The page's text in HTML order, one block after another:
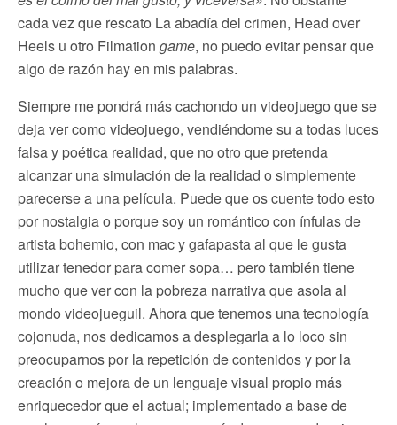
cada vez que rescato La abadía del crimen, Head over
Heels u otro Filmation game, no puedo evitar pensar que
algo de razón hay en mis palabras.
Siempre me pondrá más cachondo un videojuego que se
deja ver como videojuego, vendiéndome su a todas luces
falsa y poética realidad, que no otro que pretenda
alcanzar una simulación de la realidad o simplemente
parecerse a una película. Puede que os cuente todo esto
por nostalgia o porque soy un romántico con ínfulas de
artista bohemio, con mac y gafapasta al que le gusta
utilizar tenedor para comer sopa… pero también tiene
mucho que ver con la pobreza narrativa que asola al
mondo videojueguil. Ahora que tenemos una tecnología
cojonuda, nos dedicamos a desplegarla a lo loco sin
preocuparnos por la repetición de contenidos y por la
creación o mejora de un lenguaje visual propio más
enriquecedor que el actual; implementado a base de